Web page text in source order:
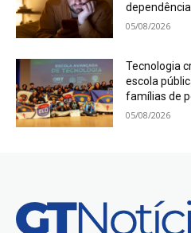
05/08/2026
Tecnologia
escola
famílias de
05/08/2026